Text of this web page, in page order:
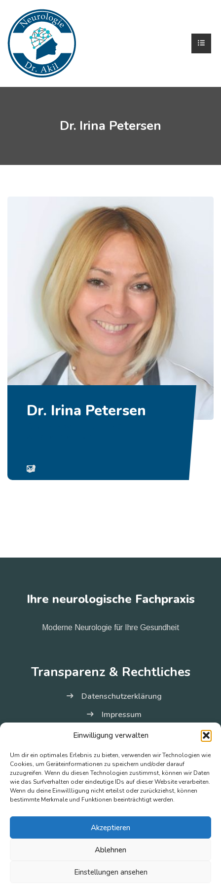
Einwilligung verwalten
Um dir ein optimales Erlebnis zu bieten, verwenden wir Technologien wie
Cookies, um Geräteinformationen zu speichern und/oder darauf
zuzugreifen. Wenn du diesen Technologien zustimmst, können wir Daten
wie das Surfverhalten oder eindeutige IDs auf dieser Website verarbeiten.
Wenn du deine Einwillligung nicht erteilst oder zurückziehst, können
bestimmte Merkmale und Funktionen beeinträchtigt werden.
Akzeptieren
Ablehnen
Einstellungen ansehen
Dr. Irina Petersen
Dr. Irina Petersen
Ihre neurologische Fachpraxis
Moderne Neurologie für Ihre Gesundheit
Transparenz & Rechtliches
Datenschutzerklärung
Impressum
Cookie-Richtlinie (EU)
Wir sind für Sie da
Telefon +49 30 4957777 Sprechstunde Mo-Fr 10-12 Uhr
termin@turki-akil.de